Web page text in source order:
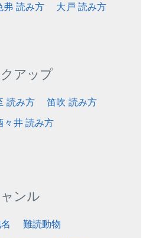
弗 読み方
大戸 読み方
アップ
読み方
笛吹 読み方
々井 読み方
ンル
難読動物